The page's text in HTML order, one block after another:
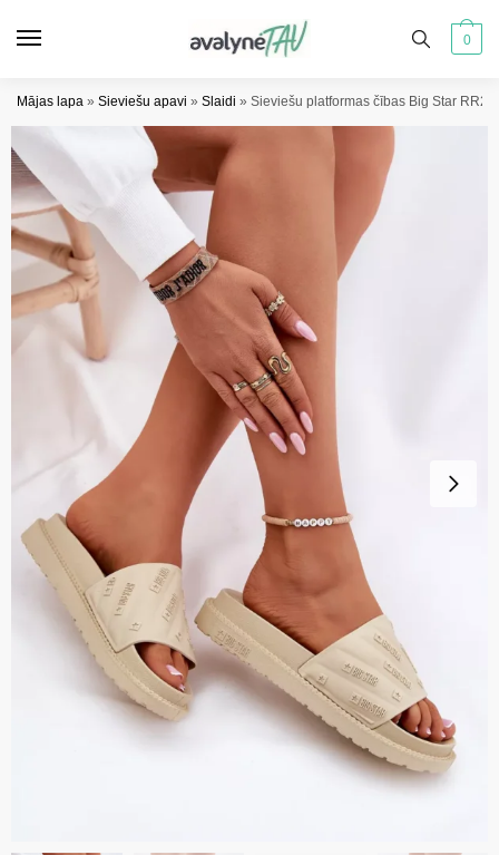
0
Mājas lapa » Sieviešu apavi » Slaidi » Sieviešu platformas čības Big Star